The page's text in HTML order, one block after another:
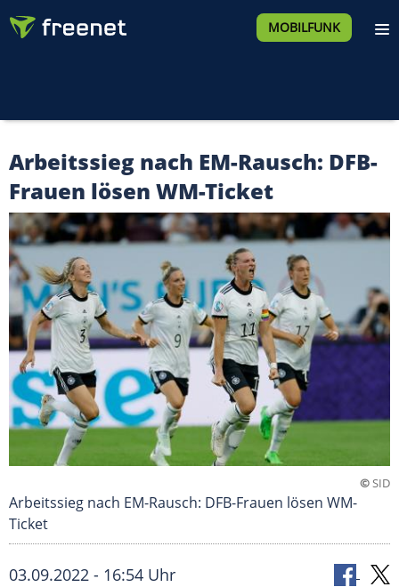
MOBILFUNK
Arbeitssieg nach EM-Rausch: DFB-
Frauen lösen WM-Ticket
©SID
Arbeitssieg nach EM-Rausch: DFB-Frauen lösen WM-
Ticket
03.09.2022 - 16:54 Uhr